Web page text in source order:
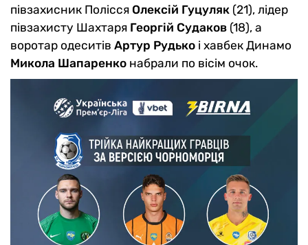
півзахисник Полісся Олексій Гуцуляк (21), лідер
півзахисту Шахтаря Георгій Судаков (18), а
воротар одеситів Артур Рудько і хавбек Динамо
Микола Шапаренко набрали по вісім очок.